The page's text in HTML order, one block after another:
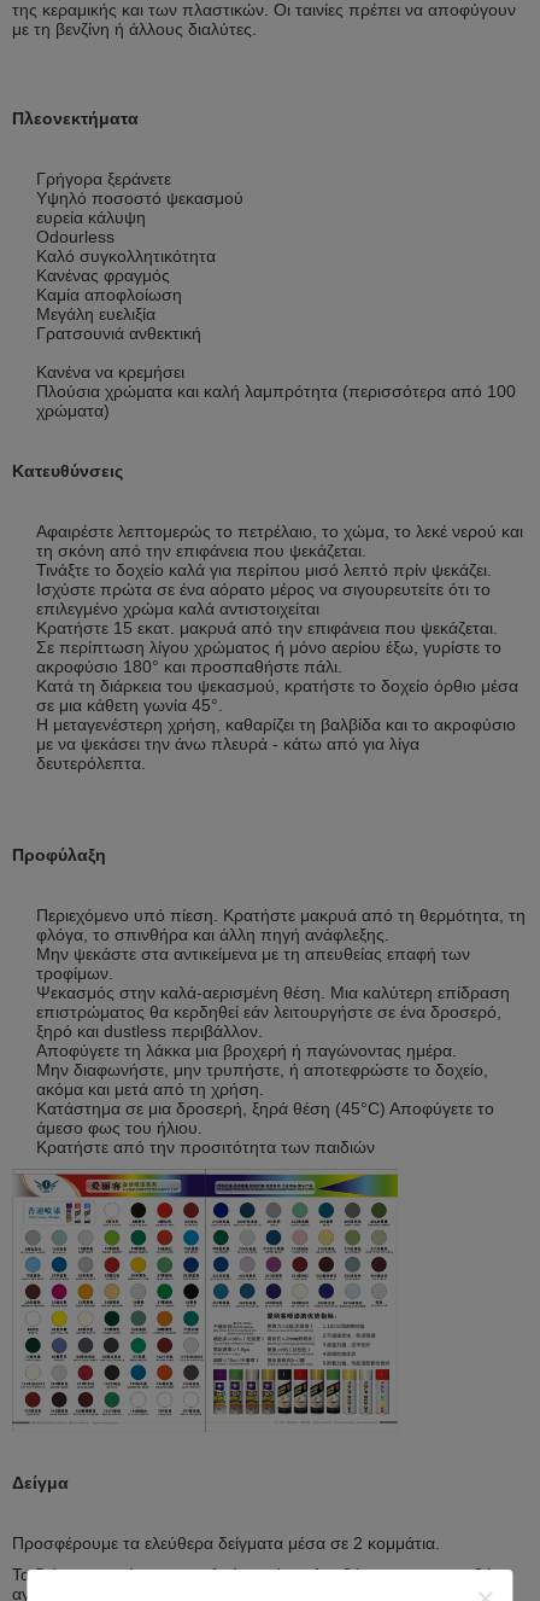
της κεραμικής και των πλαστικών. Οι ταινίες πρέπει να αποφύγουν
με τη βενζίνη ή άλλους διαλύτες.
Πλεονεκτήματα
Γρήγορα ξεράνετε
Υψηλό ποσοστό ψεκασμού
ευρεία κάλυψη
Odourless
Καλό συγκολλητικότητα
Κανένας φραγμός
Καμία αποφλοίωση
Μεγάλη ευελιξία
Γρατσουνιά ανθεκτική
Κανένα να κρεμήσει
Πλούσια χρώματα και καλή λαμπρότητα (περισσότερα από 100
χρώματα)
Κατευθύνσεις
Αφαιρέστε λεπτομερώς το πετρέλαιο, το χώμα, το λεκέ νερού και
τη σκόνη από την επιφάνεια που ψεκάζεται.
Τινάξτε το δοχείο καλά για περίπου μισό λεπτό πρίν ψεκάζει.
Ισχύστε πρώτα σε ένα αόρατο μέρος να σιγουρευτείτε ότι το
επιλεγμένο χρώμα καλά αντιστοιχείται
Κρατήστε 15 εκατ. μακρυά από την επιφάνεια που ψεκάζεται.
Σε περίπτωση λίγου χρώματος ή μόνο αερίου έξω, γυρίστε το
ακροφύσιο 180° και προσπαθήστε πάλι.
Κατά τη διάρκεια του ψεκασμού, κρατήστε το δοχείο όρθιο μέσα
σε μια κάθετη γωνία 45°.
Η μεταγενέστερη χρήση, καθαρίζει τη βαλβίδα και το ακροφύσιο
με να ψεκάσει την άνω πλευρά - κάτω από για λίγα
δευτερόλεπτα.
Προφύλαξη
Περιεχόμενο υπό πίεση. Κρατήστε μακρυά από τη θερμότητα, τη
φλόγα, το σπινθήρα και άλλη πηγή ανάφλεξης.
Μην ψεκάστε στα αντικείμενα με τη απευθείας επαφή των
τροφίμων.
Ψεκασμός στην καλά-αερισμένη θέση. Μια καλύτερη επίδραση
επιστρώματος θα κερδηθεί εάν λειτουργήστε σε ένα δροσερό,
ξηρό και dustless περιβάλλον.
Αποφύγετε τη λάκκα μια βροχερή ή παγώνοντας ημέρα.
Μην διαφωνήστε, μην τρυπήστε, ή αποτεφρώστε το δοχείο,
ακόμα και μετά από τη χρήση.
Κατάστημα σε μια δροσερή, ξηρά θέση (45°C) Αποφύγετε το
άμεσο φως του ήλιου.
Κρατήστε από την προσιτότητα των παιδιών
Δείγμα
Προσφέρουμε τα ελεύθερα δείγματα μέσα σε 2 κομμάτια.
Τα δείγματα πρέπει να σταλούν αφότου λαμβάνουμε την αμοιβή
αγγελιαφόρων σας.